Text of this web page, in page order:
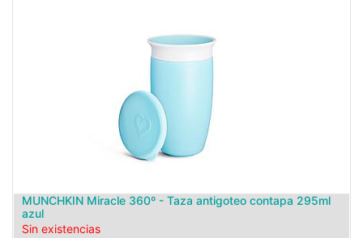
MUNCHKIN Miracle 360º - Taza antigoteo contapa 295ml
azul
Sin existencias